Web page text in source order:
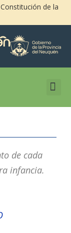
de la
de cada
infancia.